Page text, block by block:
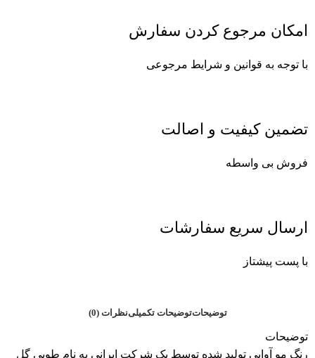
امکان مرجوع کردن سفارش
با توجه به قوانین و شرایط مرجوعی
تضمین کیفیت و اصالت
فروش بی واسطه
ارسال سریع سفارشات
با پست پیشتاز
توضیحاتتوضیحات تکمیلینظرات (0)
توضیحات
رنگ مو آوایی تولید شده توسط یک شرکت ایرانی به نام طوبی گل